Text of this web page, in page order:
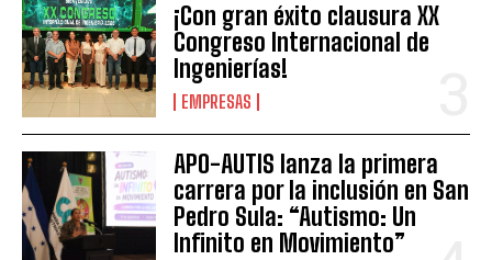
¡Con gran éxito clausura XX
Congreso Internacional de
Ingenierías!
EMPRESAS
APO-AUTIS lanza la primera
carrera por la inclusión en San
Pedro Sula: “Autismo: Un
Infinito en Movimiento”